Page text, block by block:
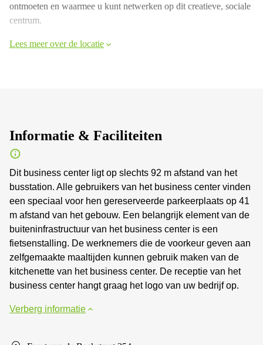
ontmoeten en waarmee u kunt netwerken op dit creatieve, sociale
centrum.
Lees meer over de locatie
Informatie & Faciliteiten
Dit business center ligt op slechts 92 m afstand van het
busstation. Alle gebruikers van het business center vinden
een speciaal voor hen gereserveerde parkeerplaats op 41
m afstand van het gebouw. Een belangrijk element van de
buiteninfrastructuur van het business center is een
fietsenstalling. De werknemers die de voorkeur geven aan
zelfgemaakte maaltijden kunnen gebruik maken van de
kitchenette van het business center. De receptie van het
business center hangt graag het logo van uw bedrijf op.
Verberg informatie